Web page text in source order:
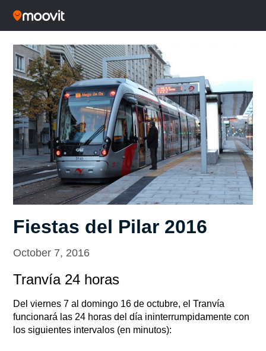
Fiestas del Pilar 2016
October 7, 2016
Tranvía 24 horas
Del viernes 7 al domingo 16 de octubre, el Tranvía
funcionará las 24 horas del día ininterrumpidamente con
los siguientes intervalos (en minutos):